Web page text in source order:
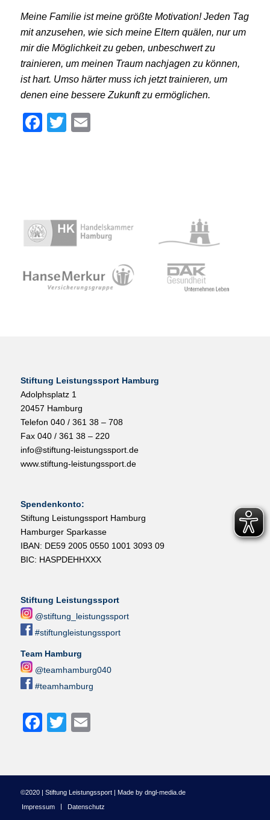
Meine Familie ist meine größte Motivation! Jeden Tag
mit anzusehen, wie sich meine Eltern quälen, nur um
mir die Möglichkeit zu geben, unbeschwert zu
trainieren, um meinen Traum nachjagen zu können,
ist hart. Umso härter muss ich jetzt trainieren, um
denen eine bessere Zukunft zu ermöglichen.
Facebook
Twitter
Email
Stiftung Leistungssport Hamburg
Adolphsplatz 1
20457 Hamburg
Telefon 040 / 361 38 – 708
Fax 040 / 361 38 – 220
info@stiftung-leistungssport.de
www.stiftung-leistungssport.de
Spendenkonto:
Stiftung Leistungssport Hamburg
Hamburger Sparkasse
IBAN: DE59 2005 0550 1001 3093 09
BIC: HASPDEHHXXX
Stiftung Leistungssport
@stiftung_leistungssport
#stiftungleistungssport
Team Hamburg
@teamhamburg040
#teamhamburg
Facebook
Twitter
Email
©2020 | Stiftung Leistungssport | Made by dngl-media.de
Impressum
Datenschutz